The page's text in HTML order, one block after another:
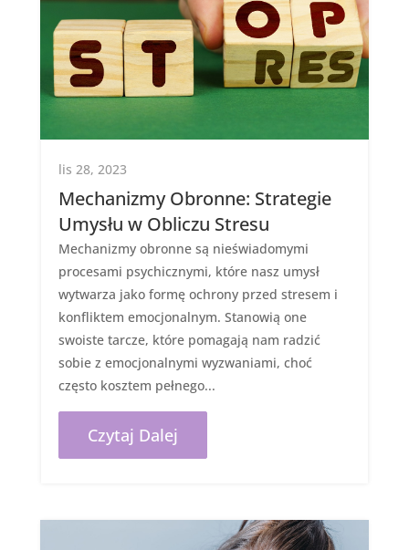
Mechanizmy Obronne: Strategie
Umysłu w Obliczu Stresu
lis 28, 2023
Mechanizmy obronne są nieświadomymi
procesami psychicznymi, które nasz umysł
wytwarza jako formę ochrony przed stresem i
konfliktem emocjonalnym. Stanowią one
swoiste tarcze, które pomagają nam radzić
sobie z emocjonalnymi wyzwaniami, choć
często kosztem pełnego...
Czytaj Dalej